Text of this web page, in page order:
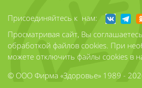
Присоединяйтесь к нам:
Просматривая сайт, Вы
обработкой файлов cookies. При
можете отключить файлы cookies в
© ООО Фирма «Здоровье» 1989 -